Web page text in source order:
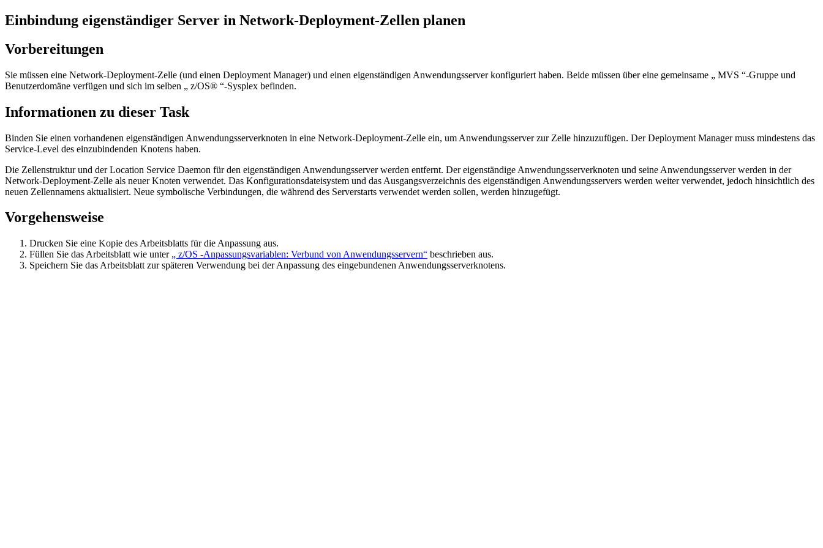
Einbindung eigenständiger Server in Network-Deployment-Zellen planen
Vorbereitungen
Sie müssen eine Network-Deployment-Zelle (und einen Deployment Manager) und einen eigenständigen Anwendungsserver konfiguriert haben. Beide müssen über eine gemeinsame „ MVS “-Gruppe und
Benutzerdomäne verfügen und sich im selben „ z/OS® “-Sysplex befinden.
Informationen zu dieser Task
Binden Sie einen vorhandenen eigenständigen Anwendungsserverknoten in eine Network-Deployment-Zelle ein, um Anwendungsserver zur Zelle hinzuzufügen. Der Deployment Manager muss mindestens das
Service-Level des einzubindenden Knotens haben.
Die Zellenstruktur und der Location Service Daemon für den eigenständigen Anwendungsserver werden entfernt. Der eigenständige Anwendungsserverknoten und seine Anwendungsserver werden in der
Network-Deployment-Zelle als neuer Knoten verwendet. Das Konfigurationsdateisystem und das Ausgangsverzeichnis des eigenständigen Anwendungsservers werden weiter verwendet, jedoch hinsichtlich des
neuen Zellennamens aktualisiert. Neue symbolische Verbindungen, die während des Serverstarts verwendet werden sollen, werden hinzugefügt.
Vorgehensweise
Drucken Sie eine Kopie des Arbeitsblatts für die Anpassung aus.
Füllen Sie das Arbeitsblatt wie unter „ z/OS -Anpassungsvariablen: Verbund von Anwendungsservern“ beschrieben aus.
Speichern Sie das Arbeitsblatt zur späteren Verwendung bei der Anpassung des eingebundenen Anwendungsserverknotens.